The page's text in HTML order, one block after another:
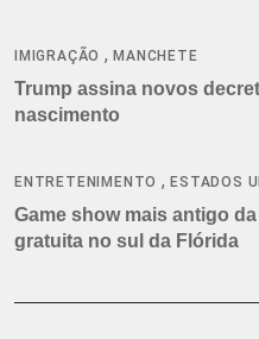
IMIGRAÇÃO ,MANCHETE
Trump assina novos
nascimento
ENTRETENIMENTO ,ESTADOS
Game show mais antigo
gratuita no sul da Flórida